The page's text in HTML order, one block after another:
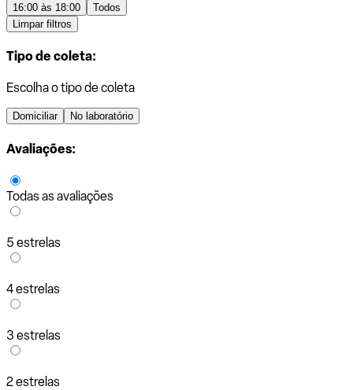
16:00 às 18:00
Todos
Limpar filtros
Tipo de coleta:
Escolha o tipo de coleta
Domiciliar No laboratório
Avaliações:
Todas as avaliações
5 estrelas
4 estrelas
3 estrelas
2 estrelas